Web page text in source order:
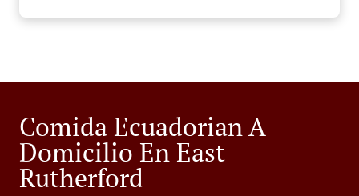
Comida Ecuadorian A
Domicilio En East
Rutherford